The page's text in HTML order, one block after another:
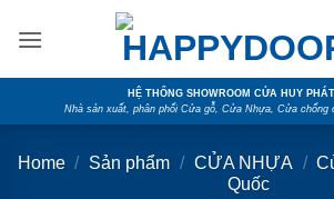
HỆ THỐNG SHOWROOM CỬA HUY
Nhà sản xuất, phân phối Cửa gỗ, Cửa Nhựa, Cửa
Home / Sản phẩm / CỬA NHỰA /
Quốc